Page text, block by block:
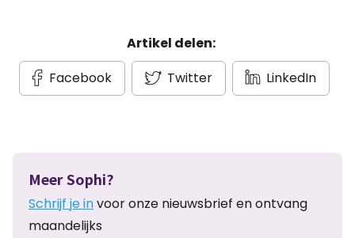
Artikel delen:
Facebook
Twitter LinkedIn
Meer Sophi?
Schrijf je invoor onze nieuwsbrief en ontvang
maandelijks